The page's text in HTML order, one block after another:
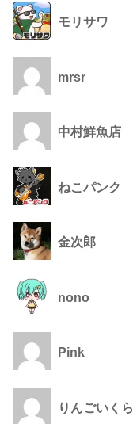
モリサワ
mrsr
中村鮮魚店
ねこパンク
金次郎
nono
Pink
りんごいくら